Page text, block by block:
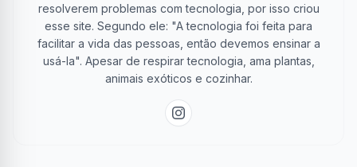
resolverem problemas com tecnologia, por isso criou
esse site. Segundo ele: "A tecnologia foi feita para
facilitar a vida das pessoas, então devemos ensinar a
usá-la". Apesar de respirar tecnologia, ama plantas,
animais exóticos e cozinhar.